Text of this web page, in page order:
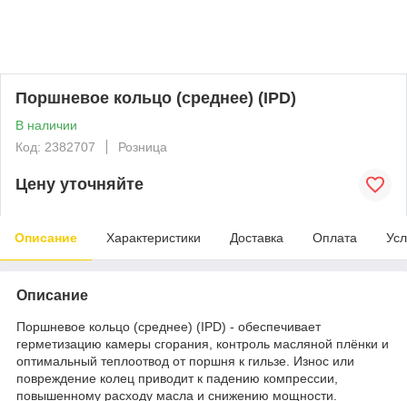
Поршневое кольцо (среднее) (IPD)
В наличии
Код: 2382707
Розница
Цену уточняйте
Описание Характеристики Доставка Оплата
Описание
Поршневое кольцо (среднее) (IPD) - обеспечивает
герметизацию камеры сгорания, контроль масляной плёнки и
оптимальный теплоотвод от поршня к гильзе. Износ или
повреждение колец приводит к падению компрессии,
повышенному расходу масла и снижению мощности.